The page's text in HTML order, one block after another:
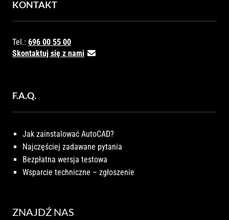
KONTAKT
Tel.: 696 00 55 00
Skontaktuj się z nami
F.A.Q.
Jak zainstalować AutoCAD?
Najczęściej zadawane pytania
Bezpłatna wersja testowa
Wsparcie techniczne – zgłoszenie
ZNAJDŹ NAS